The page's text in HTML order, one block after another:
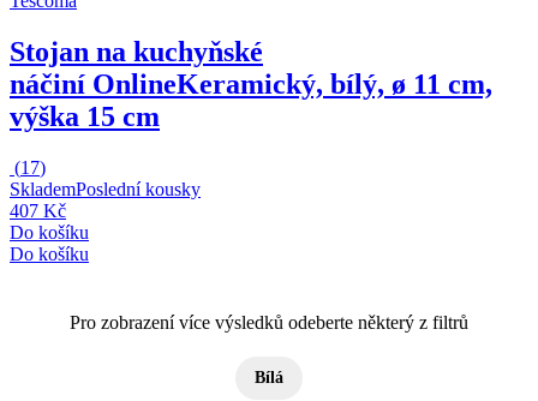
Stojan na kuchyňské
náčiní OnlineKeramický, bílý, ø 11 cm,
výška 15 cm
(17)
SklademPoslední kousky
407 Kč
Do košíku
Do košíku
Pro zobrazení více výsledků odeberte některý z filtrů
Bílá